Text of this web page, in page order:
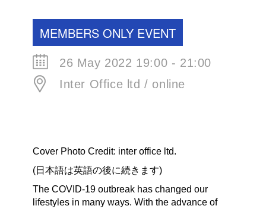
MEMBERS ONLY EVENT
26 May 2022 19:00 - 21:00
Inter Office ltd / online
Cover Photo Credit: inter office ltd.
(日本語は英語の後に続きます)
The COVID-19 outbreak has changed our
lifestyles in many ways. With the advance of